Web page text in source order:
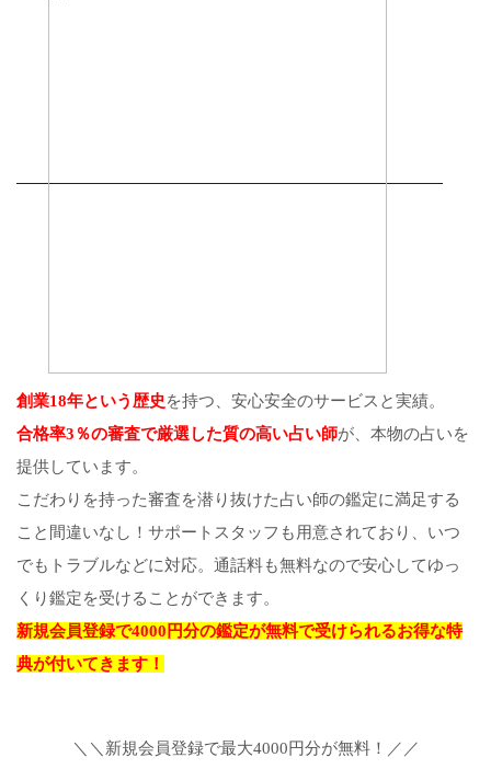
創業18年という歴史を持つ、安心安全のサービスと実績。
合格率3％の審査で厳選した質の高い占い師が、本物の占いを
提供しています。
こだわりを持った審査を潜り抜けた占い師の鑑定に満足する
こと間違いなし！サポートスタッフも用意されており、いつ
でもトラブルなどに対応。通話料も無料なので安心してゆっ
くり鑑定を受けることができます。
新規会員登録で4000円分の鑑定が無料で受けられるお得な特
典が付いてきます！
＼＼新規会員登録で最大4000円分が無料！／／